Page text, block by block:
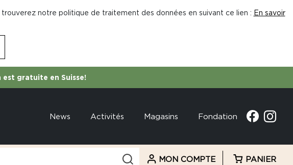
trouverez notre politique de traitement des données en suivant ce lien : En savoir
gratuite en Suisse!
News Activités Magasins Fondation
MON COMPTE PANIER